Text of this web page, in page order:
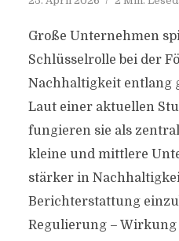
Große Unternehmen
Schlüsselrolle bei der
Nachhaltigkeit entlang
Laut einer aktuellen
fungieren sie als
kleine und mittlere
stärker in
Berichterstattung
Regulierung –